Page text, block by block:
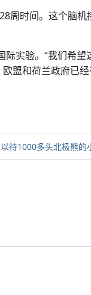
周时间。这个脑机
际实验。“我们希望
盟和荷兰政府已
待1000多头北极熊的